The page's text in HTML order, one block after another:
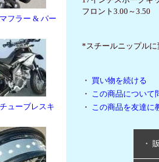
フラー & パー
ューブレスキ
フロント3.00～3.50
*スチールニップルに
・ 買い物を続ける
・ この商品について
・ この商品を友達に
・